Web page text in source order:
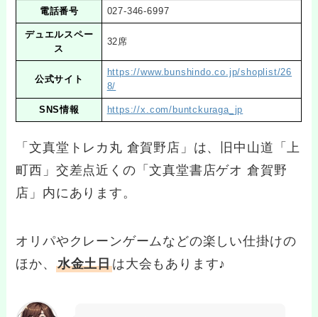
電話番号 027-346-6997
デュエルスペー
ス
32席
公式サイト
https://www.bunshindo.co.jp/shoplist/26
8/
SNS情報 https://x.com/buntckuraga_jp
「文真堂トレカ丸 倉賀野店」は、旧中山道「上
町西」交差点近くの「文真堂書店ゲオ 倉賀野
店」内にあります。
オリパやクレーンゲームなどの楽しい仕掛けの
ほか、 水金土日は大会もあります♪